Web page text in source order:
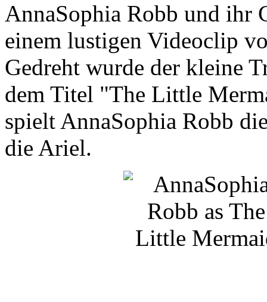
AnnaSophia Robb und ihr
einem lustigen Videoclip
Gedreht wurde der kleine
dem Titel "The Little
spielt AnnaSophia Robb
die Ariel.